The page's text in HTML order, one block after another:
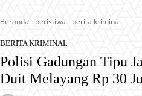
Beranda peristiwa berita kriminal
BERITA KRIMINAL
Polisi Gadungan Tipu
Duit Melayang Rp 30